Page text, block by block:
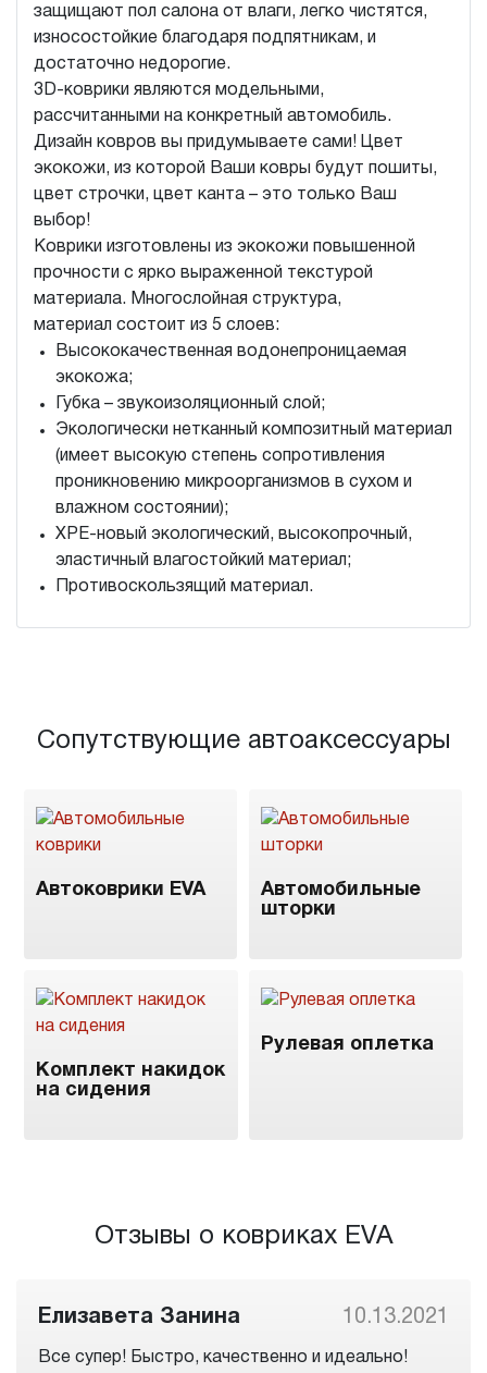
защищают пол салона от влаги, легко чистятся,
износостойкие благодаря подпятникам, и
достаточно недорогие.
3D-коврики являются модельными,
рассчитанными на конкретный автомобиль.
Дизайн ковров вы придумываете сами! Цвет
экокожи, из которой Ваши ковры будут пошиты,
цвет строчки, цвет канта – это только Ваш
выбор!
Коврики изготовлены из экокожи повышенной
прочности с ярко выраженной текстурой
материала. Многослойная структура,
материал состоит из 5 слоев:
Высококачественная водонепроницаемая
экокожа;
Губка – звукоизоляционный слой;
Экологически нетканный композитный материал
(имеет высокую степень сопротивления
проникновению микроорганизмов в сухом и
влажном состоянии);
XPE-новый экологический, высокопрочный,
эластичный влагостойкий материал;
Противоскользящий материал.
Сопутствующие автоаксессуары
Автоковрики EVA
Автомобильные
шторки
Комплект накидок
на сидения
Рулевая оплетка
Отзывы о ковриках EVA
Елизавета Занина 10.13.2021
Все супер! Быстро, качественно и идеально!